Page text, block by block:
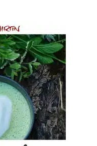
Produktseite
gewählt
werden
am offenen Feuer
Espresso und 3 Frei-
Dieses
Produkt